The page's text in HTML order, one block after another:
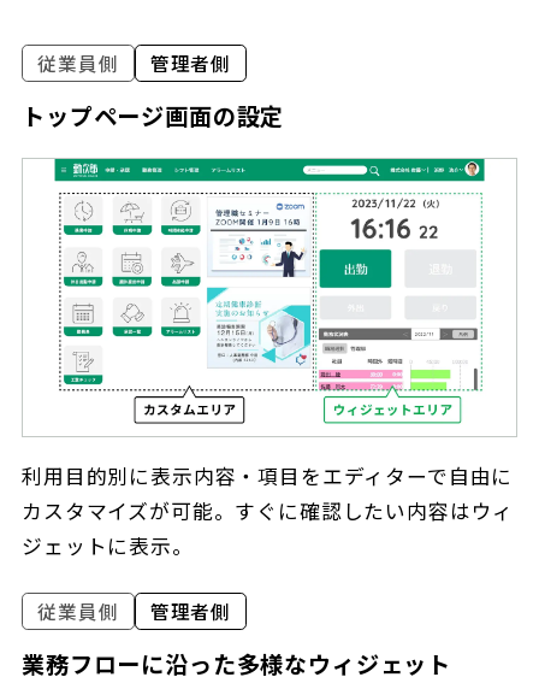
従業員側 管理者側
トップページ画面の設定
利用目的別に表示内容・項目をエディターで自由に
カスタマイズが可能。すぐに確認したい内容はウィ
ジェットに表示。
従業員側 管理者側
業務フローに沿った多様なウィジェット